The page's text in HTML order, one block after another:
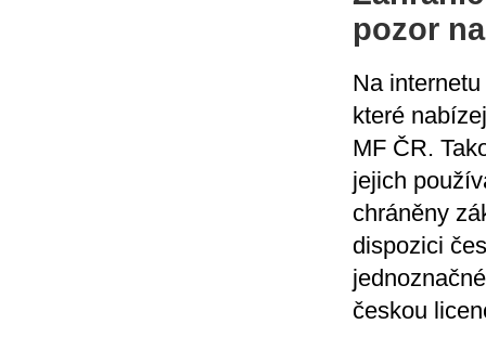
pozor
Na
které
MF ČR.
jejich
chráněny
dispozici
českou